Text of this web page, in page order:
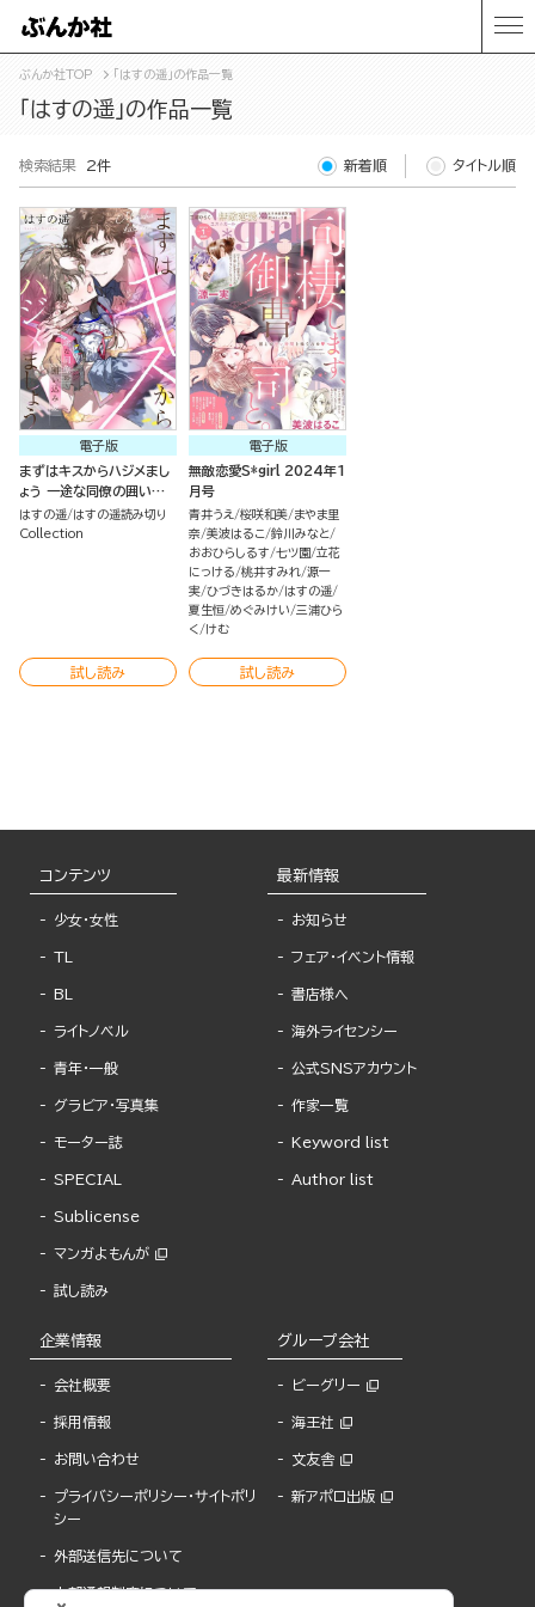
ぶんか社TOP 「はすの遥」の作品一覧
「はすの遥」の作品一覧
検索結果 2件 新着順 タイトル順
電子版
まずはキスからハジメまし
ょう 一途な同僚の囲い込
み愛（単話版）
はすの遥 はすの遥読み切り
Collection
試し読み
電子版
無敵恋愛S*girl 2024年1
月号
青井うえ 桜咲和美 まやま里
奈 美波はるこ 鈴川みなと
おおひらしるす 七ツ園 立花
にっける 桃井すみれ 源一
実 ひづきはるか はすの遥
夏生恒 めぐみけい 三浦ひら
く
けむ
試し読み
コンテンツ
少女・女性
TL
BL
ライトノベル
青年・一般
グラビア・写真集
モーター誌
SPECIAL
Sublicense
マンガよもんが
試し読み
最新情報
お知らせ
フェア・イベント情報
書店様へ
海外ライセンシー
公式SNSアカウント
作家一覧
Keyword list
Author list
企業情報
会社概要
採用情報
お問い合わせ
プライバシーポリシー・サイトポリ
シー
外部送信先について
内部通報制度について
グループ会社
ビーグリー
海王社
文友舎
新アポロ出版